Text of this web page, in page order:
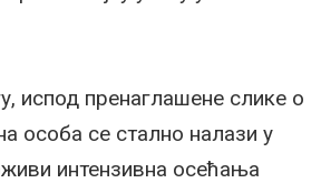
испод пренаглашене слике о
особа се стално налази у
интензивна осећања